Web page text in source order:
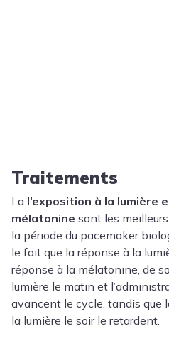
Traitements
La l’exposition à la lumière
mélatonine sont les
la période du pacemaker
le fait que la réponse à la
réponse à la mélatonine, de
lumière le matin et
avancent le cycle, tandis
la lumière le soir le retardent.